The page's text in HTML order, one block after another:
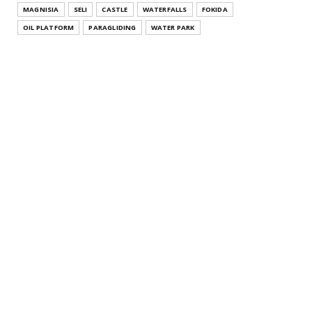
THESSALONIKI
MAGNISIA
SELI CASTLE WATERFALLS
FOKIDA
OIL PLATFORM
PARAGLIDING WATER PARK